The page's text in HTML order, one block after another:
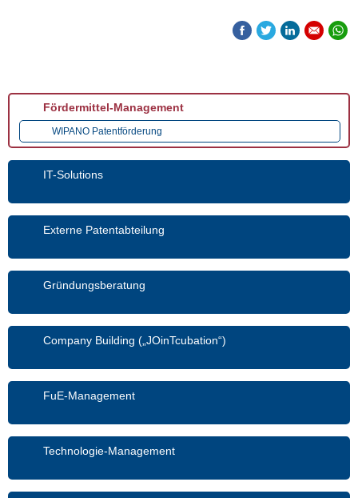
Fördermittel-Management
WIPANO Patentförderung
IT-Solutions
Externe Patentabteilung
Gründungsberatung
Company Building („JOinTcubation“)
FuE-Management
Technologie-Management